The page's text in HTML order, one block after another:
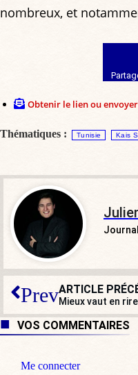
nombreux, et
Obtenir le lien ou
Thématiques : Tunisie Kais
Prev
VOS COMMENTAIRES
Me connecter